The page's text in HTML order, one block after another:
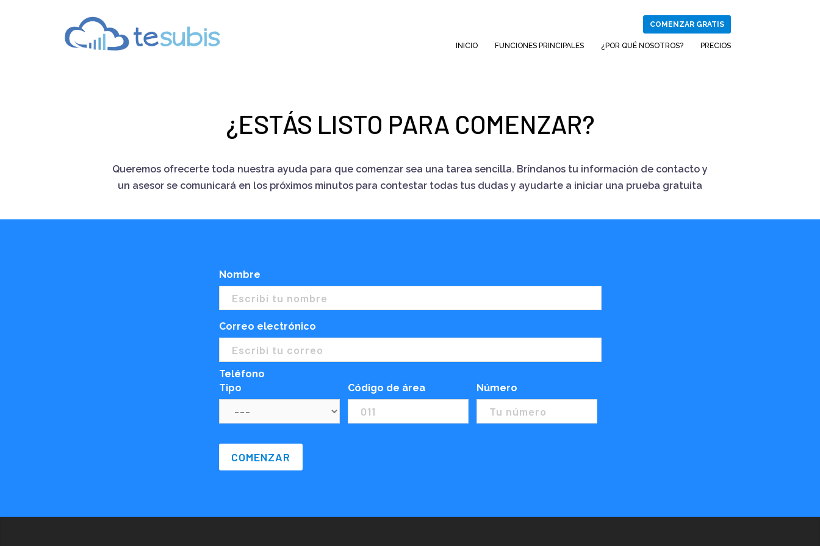
COMENZAR GRATIS
INICIO FUNCIONES PRINCIPALES ¿POR QUÉ NOSOTROS? PRECIOS
¿ESTÁS LISTO PARA COMENZAR?
Queremos ofrecerte toda nuestra ayuda para que comenzar sea una tarea sencilla. Bríndanos tu información de contacto y
un asesor se comunicará en los próximos minutos para contestar todas tus dudas y ayudarte a iniciar una prueba gratuita
Nombre
Correo electrónico
Teléfono
Tipo
Código de área Número